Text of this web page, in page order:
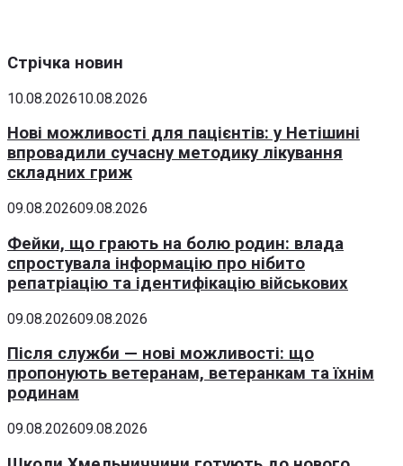
Стрічка новин
10.08.202610.08.2026
Нові можливості для пацієнтів: у Нетішині
впровадили сучасну методику лікування
складних гриж
09.08.202609.08.2026
Фейки, що грають на болю родин: влада
спростувала інформацію про нібито
репатріацію та ідентифікацію військових
09.08.202609.08.2026
Після служби — нові можливості: що
пропонують ветеранам, ветеранкам та їхнім
родинам
09.08.202609.08.2026